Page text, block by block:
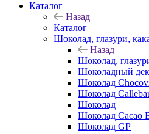
Каталог
Назад
Каталог
Шоколад, глазури,
Назад
Шоколад,
Шоколадный
Шоколад
Шоколад
Шоколад
Шоколад Cacao
Шоколад GP